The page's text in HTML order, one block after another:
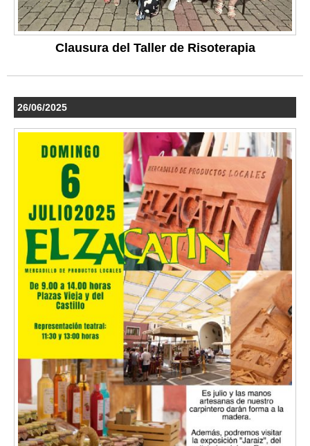
Clausura del Taller de Risoterapia
26/06/2025